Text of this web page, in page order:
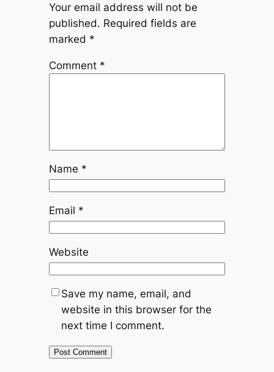
Your email address will not be
published. Required fields are
marked *
Comment *
Name *
Email *
Website
Save my name, email, and
website in this browser for the
next time I comment.